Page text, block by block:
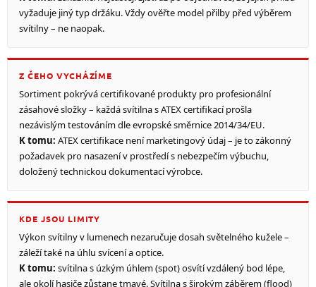
vyžaduje jiný typ držáku. Vždy ověřte model přilby před výběrem
svítilny – ne naopak.
Z ČEHO VYCHÁZÍME
Sortiment pokrývá certifikované produkty pro profesionální
zásahové složky – každá svítilna s ATEX certifikací prošla
nezávislým testováním dle evropské směrnice 2014/34/EU.
K tomu: ATEX certifikace není marketingový údaj – je to zákonný
požadavek pro nasazení v prostředí s nebezpečím výbuchu,
doložený technickou dokumentací výrobce.
KDE JSOU LIMITY
Výkon svítilny v lumenech nezaručuje dosah světelného kužele –
záleží také na úhlu svícení a optice.
K tomu: svítilna s úzkým úhlem (spot) osvítí vzdálený bod lépe,
ale okolí hasiče zůstane tmavé. Svítilna s širokým záběrem (flood)